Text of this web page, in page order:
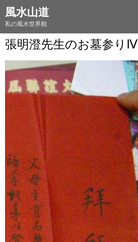
風水山道
私の風水世界観
張明澄先生のお墓参りⅣ